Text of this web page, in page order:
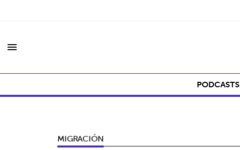
menu
PODCASTS
MIGRACIÓN